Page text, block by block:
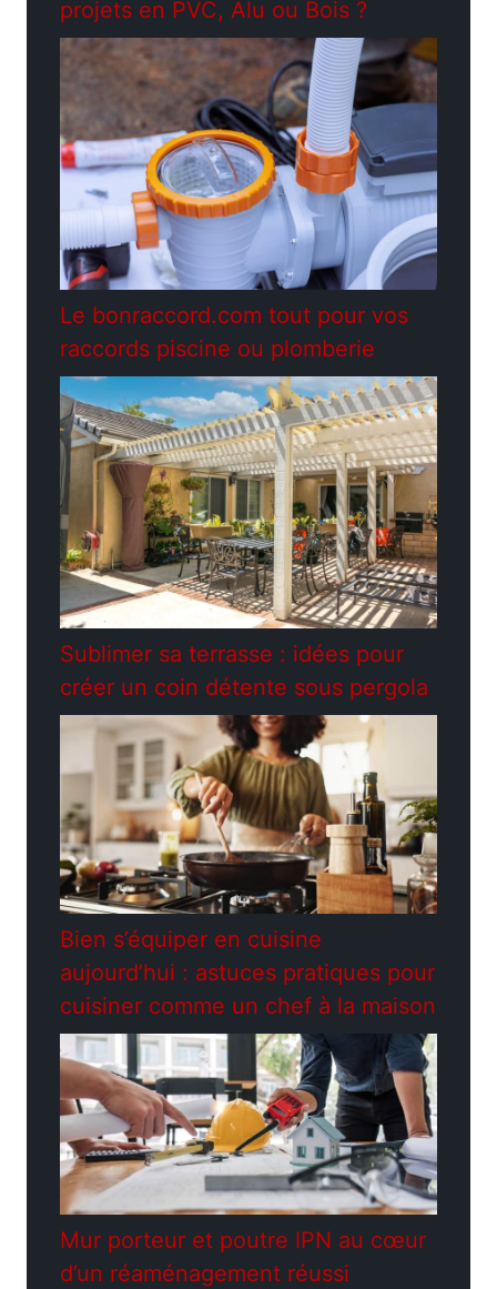
projets en PVC, Alu ou Bois ?
Le bonraccord.com tout pour vos
raccords piscine ou plomberie
Sublimer sa terrasse : idées pour
créer un coin détente sous pergola
Bien s’équiper en cuisine
aujourd’hui : astuces pratiques pour
cuisiner comme un chef à la maison
Mur porteur et poutre IPN au cœur
d’un réaménagement réussi